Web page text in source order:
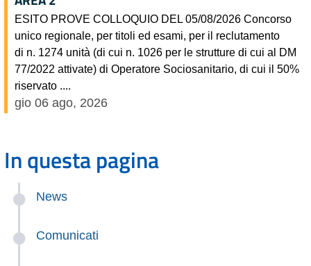
ESITO PROVE COLLOQUIO DEL 05/08/2026 Concorso
unico regionale, per titoli ed esami, per il reclutamento
di n. 1274 unità (di cui n. 1026 per le strutture di cui al DM
77/2022 attivate) di Operatore Sociosanitario, di cui il 50%
riservato ....
gio 06 ago, 2026
In questa pagina
News
Comunicati